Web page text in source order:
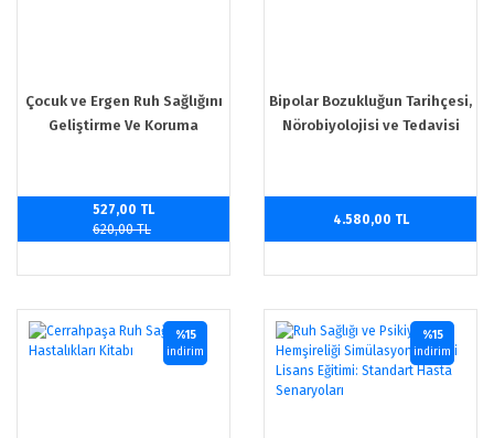
Çocuk ve Ergen Ruh Sağlığını
Geliştirme Ve Koruma
527,00 TL
620,00 TL
Bipolar Bozukluğun Tarihçesi,
Nörobiyolojisi ve Tedavisi
4.580,00 TL
%15
indirim
%15
indirim